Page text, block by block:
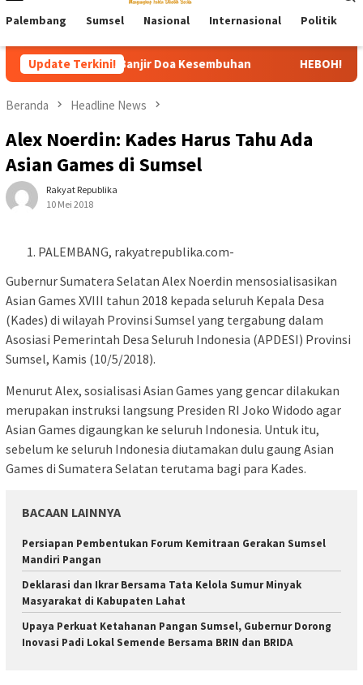
Mobile
Palembang Sumsel Nasional Internasional Politik
Update Terkini!
RS, Banjir Doa Kesembuhan HEBOH! Video Viral
Beranda Headline News
Alex Noerdin: Kades Harus Tahu Ada
Asian Games di Sumsel
Rakyat Republika
10 Mei 2018
PALEMBANG, rakyatrepublika.com-
Gubernur Sumatera Selatan Alex Noerdin mensosialisasikan
Asian Games XVIII tahun 2018 kepada seluruh Kepala Desa
(Kades) di wilayah Provinsi Sumsel yang tergabung dalam
Asosiasi Pemerintah Desa Seluruh Indonesia (APDESI) Provinsi
Sumsel, Kamis (10/5/2018).
Menurut Alex, sosialisasi Asian Games yang gencar dilakukan
merupakan instruksi langsung Presiden RI Joko Widodo agar
Asian Games digaungkan ke seluruh Indonesia. Untuk itu,
sebelum ke seluruh Indonesia diutamakan dulu gaung Asian
Games di Sumatera Selatan terutama bagi para Kades.
BACAAN LAINNYA
Persiapan Pembentukan Forum Kemitraan Gerakan Sumsel
Mandiri Pangan
Deklarasi dan Ikrar Bersama Tata Kelola Sumur Minyak
Masyarakat di Kabupaten Lahat
Upaya Perkuat Ketahanan Pangan Sumsel, Gubernur Dorong
Inovasi Padi Lokal Semende Bersama BRIN dan BRIDA